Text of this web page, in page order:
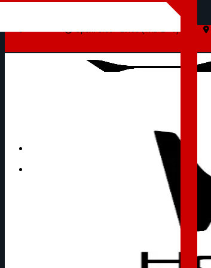
Open: 8:00 - 17:00 (Thứ 2 - 7)